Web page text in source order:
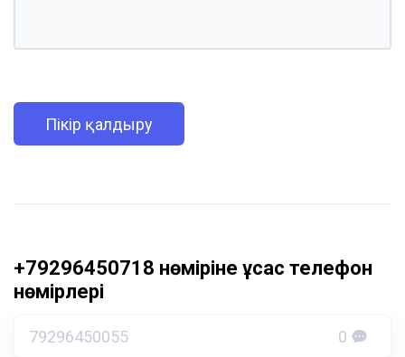
Пікір қалдыру
+79296450718 нөміріне ұқсас телефон
нөмірлері
79296450055 0